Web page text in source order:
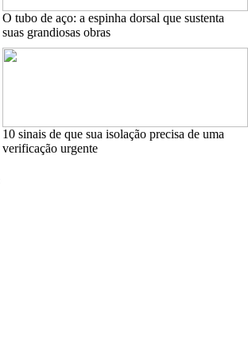
O tubo de aço: a espinha dorsal que sustenta
suas grandiosas obras
10 sinais de que sua isolação precisa de uma
verificação urgente